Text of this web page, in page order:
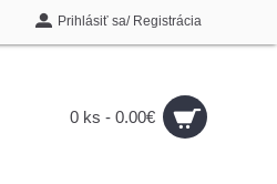
Prihlásiť sa/ Registrácia
0 ks - 0.00€